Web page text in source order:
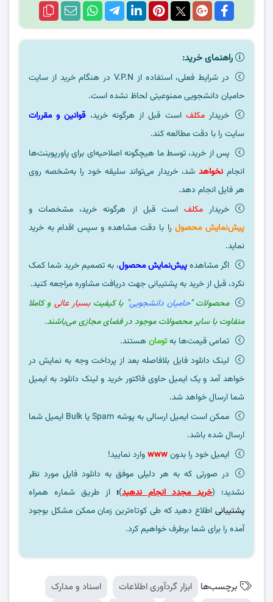
راهنمای خرید:
در شرایط فعلی، استفاده از V.P.N در هنگام خرید از سایت
حامیان دانشجویی ممنوعیتی لحاظ نشده است.
خریدارمکلف است قبل از هرگونه خرید،قوانین و مقررات
سایت را با دقت مطالعه کند.
پس از خرید، توسط ما هیچگونه اصلاحیه‌ای برای پاورپوینت‌ها
انجام نخواهد شد، خریدار می‌تواند سلیقه خود را به‌شخصه روی
هر فایل انجام دهد.
خریدارمکلف است قبل از هرگونه خرید، مشخصات و
پیش‌نمایش محصولرا با دقت مشاهده و سپس اقدام به خرید
نماید.
اگر مشاهدهپیش‌نمایش محصول، به تصمیم خرید شما کمک
نکرد، قبل از خرید به پشتیبانی جهت دریافت مشاوره مراجعه کنید.
محصولات "حامیان دانشجویی" با کیفیت بسیار عالی و کاملا
متفاوت با سایر محصولات موجود در فضای مجازی می‌باشند.
تمامی قیمت‌ها بهتومان هستند.
لینک دانلود فایل بلافاصله بعد از پرداخت وجه به نمایش در
خواهد آمد و یک ایمیل حاوی فاکتور خرید و لینک دانلود به ایمیل
شما ارسال خواهد شد.
ممکن است ایمیل ارسالی به پوشه Spam یا Bulk ایمیل شما
ارسال شده باشد.
ایمیل خود را بدونwwwوارد نمایید!
در صورتی که به هر دلیلی موفق به دانلود فایل مورد نظر
نشدید؛ (خرید مجدد انجام ندهید)؛ از طریق شماره همراه
پشتیبانی اطلاع دهید که طی کوتاه‌ترین زمان ممکن مشکل بوجود
آمده را برای شما برطرف خواهیم کرد.
برچسب‌ها ابزار گردآوری اطلاعات
اسناد و مدارک